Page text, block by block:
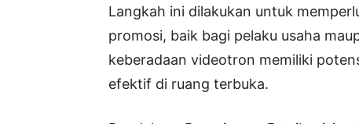
Langkah ini dilakukan untuk
promosi, baik bagi pelaku usaha
keberadaan videotron memiliki
efektif di ruang terbuka.